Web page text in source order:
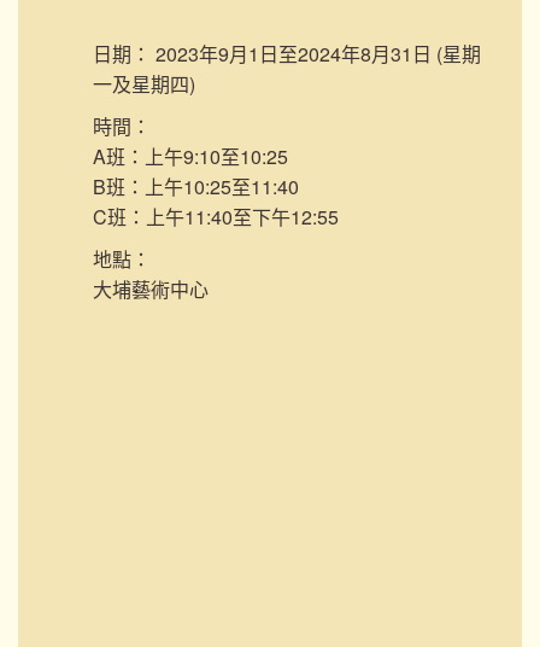
日期： 2023年9月1日至2024年8月31日 (星期
一及星期四)
時間：
A班：上午9:10至10:25
B班：上午10:25至11:40
C班：上午11:40至下午12:55
地點：
大埔藝術中心